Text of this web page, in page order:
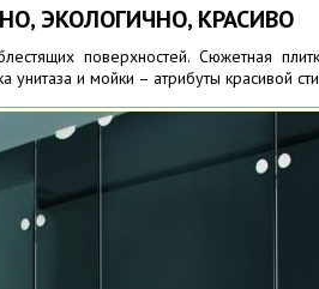
ЭКОЛОГИЧНО, КРАСИВО
поверхностей. Сюжетная
и мойки – атрибуты красивой